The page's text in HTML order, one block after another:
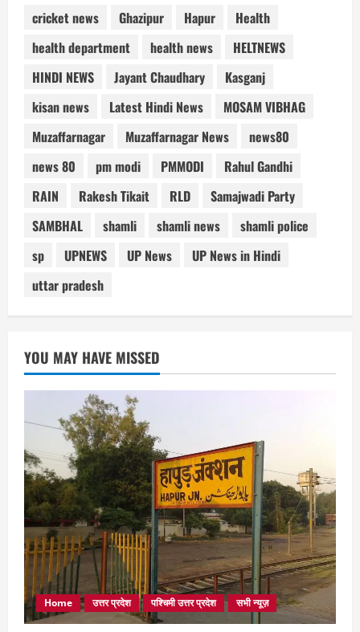
cricket news
Ghazipur Hapur
Health
health department
health news
HELTNEWS
HINDI NEWS
Jayant Chaudhary
Kasganj
kisan news
Latest Hindi News
MOSAM VIBHAG
Muzaffarnagar
Muzaffarnagar News
news80
news 80
pm modi PMMODI
Rahul Gandhi
RAIN
Rakesh Tikait RLD
Samajwadi Party
SAMBHAL
shamli shamli news
shamli police
sp
UPNEWS UP News
UP News in Hindi
uttar pradesh
YOU MAY HAVE MISSED
Home उत्तर प्रदेश पश्चिमी उत्तर प्रदेश सभी न्यूज़